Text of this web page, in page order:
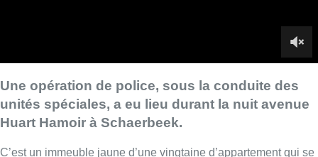
C’est une perquisition renforcée par les effectifs des forces
spéciales de la police fédérale.
Un scooter a été analysé vers 6h du matin. On ne sait pas si
c’est le scooter avec lequel s’est enfui l’homme de 45 ans lundi
soir. Le deux roues a été transporté par dépanneuse vers 8h.
Deux policiers gardaient l’entrée pendant que les recherches